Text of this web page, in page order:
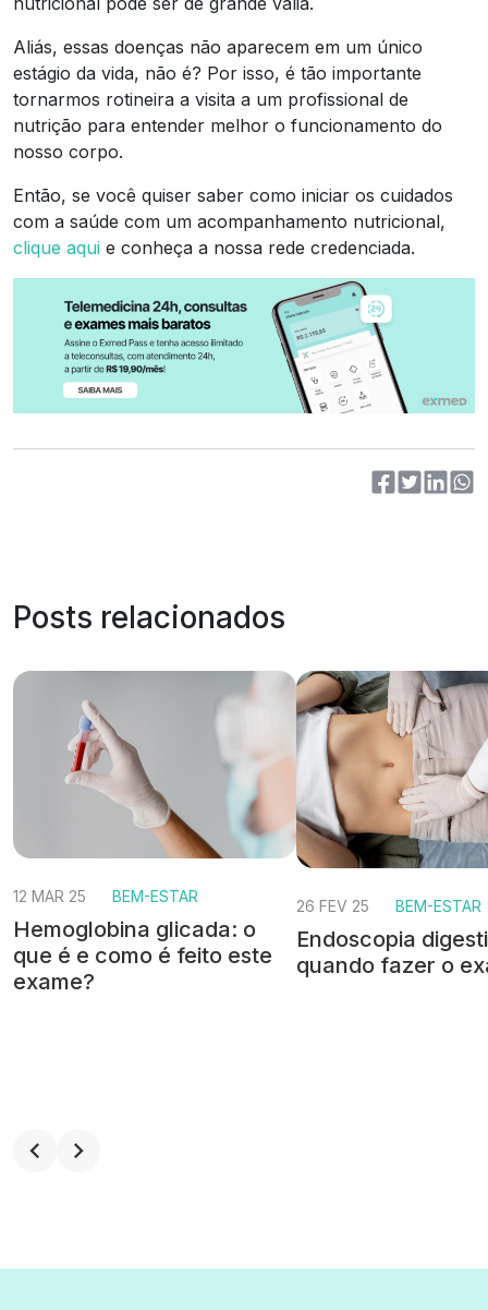
Aliás, essas doenças não aparecem em um único
estágio da vida, não é? Por isso, é tão importante
tornarmos rotineira a visita a um profissional de
nutrição para entender melhor o funcionamento do
nosso corpo.
Então, se você quiser saber como iniciar os cuidados
com a saúde com um acompanhamento nutricional,
clique aqui e conheça a nossa rede credenciada.
Posts relacionados
12 MAR 25 BEM-ESTAR
Hemoglobina glicada: o
que é e como é feito este
exame?
26 FEV 25 BEM-ESTAR
Endoscopia
quando fazer o